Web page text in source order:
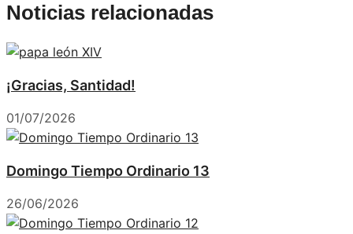
Noticias relacionadas
¡Gracias, Santidad!
01/07/2026
Domingo Tiempo Ordinario 13
26/06/2026